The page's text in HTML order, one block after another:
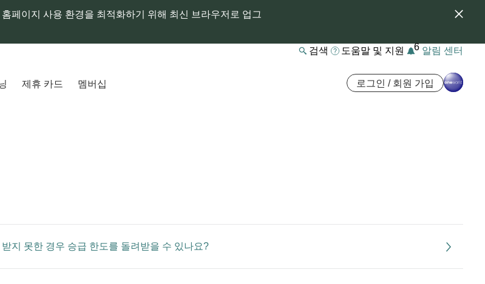
페이지 사용 환경을 최적화하기 위해 최신 브라우저로 업그
검색 도움말 및 지원 6 알림 센터
제휴 카드 멤버십 로그인 / 회원 가입
지 못한 경우 승급 한도를 돌려받을 수 있나요?